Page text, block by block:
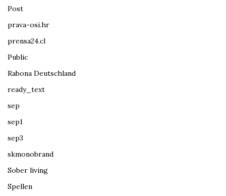
Post
prava-osi.hr
prensa24.cl
Public
Rabona Deutschland
ready_text
sep
sep1
sep3
skmonobrand
Sober living
Spellen